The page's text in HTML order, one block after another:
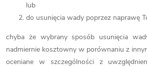
lub
do usunięcia wady poprzez naprawę
chyba że wybrany sposób usunięcia
nadmiernie kosztowny w porównaniu z
oceniane w szczególności z